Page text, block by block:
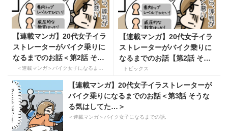
【連載マンガ】20代女子イラ
ストレーターがバイク乗りに
なるまでのお話＜第2話 それ
なりの時間、悩んだけれど＞
【連載マンガ】20代女子イラ
ストレーターがバイク乗りに
なるまでのお話【第2話 それ
なりの時間、悩んだけれど】
トピックス
【連載マンガ】20代女子イラストレーターが
バイク乗りになるまでのお話＜第3話 そうな
る気はしてた…＞
＜連載マンガ＞バイク女子になるまでの話,